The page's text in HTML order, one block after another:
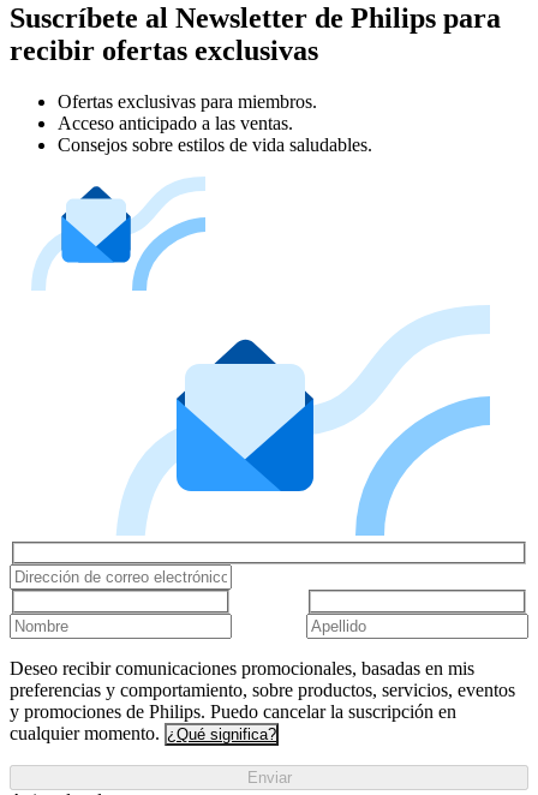
Suscríbete al Newsletter de Philips para
recibir ofertas exclusivas
Ofertas exclusivas para miembros.
Acceso anticipado a las ventas.
Consejos sobre estilos de vida saludables.
Deseo recibir comunicaciones promocionales, basadas en mis
preferencias y comportamiento, sobre productos, servicios, eventos
y promociones de Philips. Puedo cancelar la suscripción en
cualquier momento. ¿Qué significa?
Enviar